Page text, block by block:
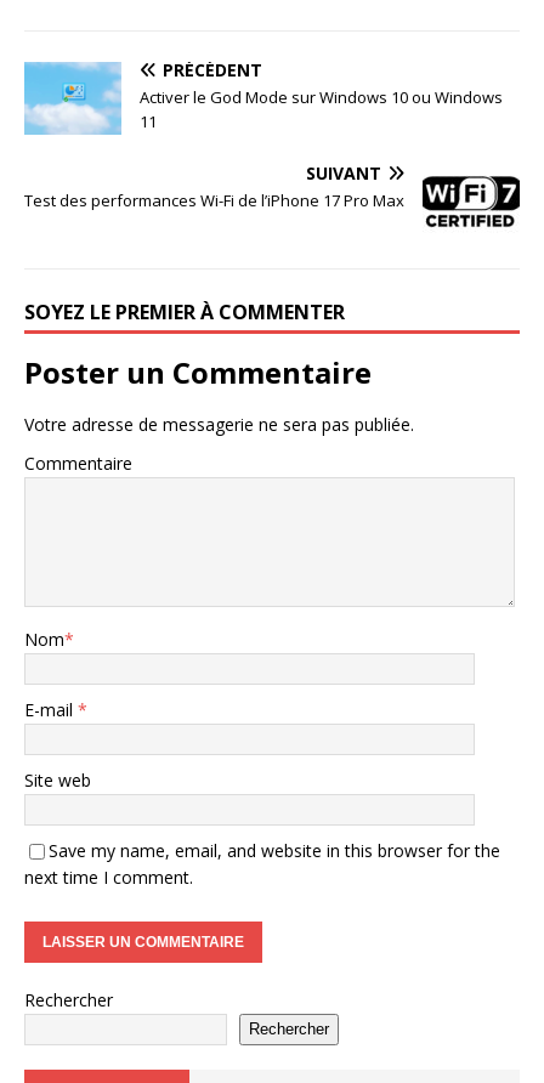
PRÉCÉDENT
Activer le God Mode sur Windows 10 ou Windows
11
SUIVANT
Test des performances Wi-Fi de l’iPhone 17 Pro Max
SOYEZ LE PREMIER À COMMENTER
Poster un Commentaire
Votre adresse de messagerie ne sera pas publiée.
Commentaire
Nom*
E-mail *
Site web
Save my name, email, and website in this browser for the
next time I comment.
Rechercher
Rechercher